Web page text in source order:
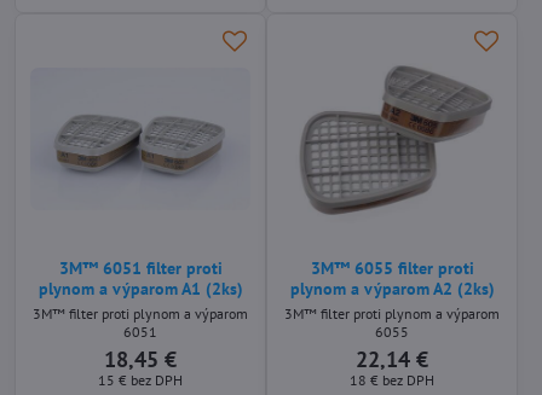
3M™ 6051 filter proti
plynom a výparom A1 (2ks)
3M™ filter proti plynom a výparom
6051
18,45 €
15 € bez DPH
3M™ 6055 filter proti
plynom a výparom A2 (2ks)
3M™ filter proti plynom a výparom
6055
22,14 €
18 € bez DPH